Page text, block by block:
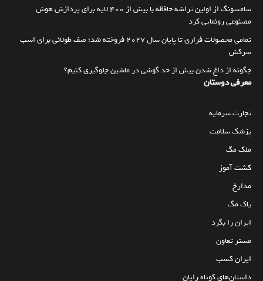
سامسونگ از اولین تراشه حافظه با بیش از ۴۰۰ لایه برای پردازش هوش
مصنوعی رونمایی کرد
تمامی محصولات فراری تا پایان سال ۲۰۲۷ فروخته شد؛ صف طولانی برای اسب
سرکش
چگونه از داغ شدن بیش از حد گوشی در ماشین جلوگیری کنیم؟
معرفی دوستان
تجارت سرمایه
پزشک سلامت
ملک مگ
کشت آموز
مدارخ
پاک مگ
ایران را بگرد
مستر تعاون
ایران کسب
داستان‌های کوتاه رایان